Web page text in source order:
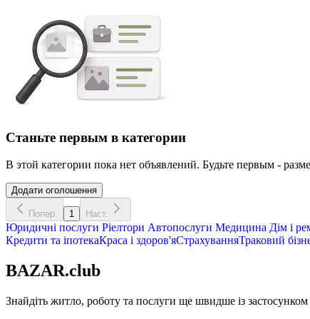
Станьте первым в категории
В этой категории пока нет объявлений. Будьте первым -
Додати оголошення
Попер. 1 Наст.
Юридичні послуги Ріелтори Автопослуги Медицина Дім і
Кредити та іпотекаКраса і здоров'яСтрахуванняТраковий
BAZAR.club
Знайдіть житло, роботу та послуги ще швидше із